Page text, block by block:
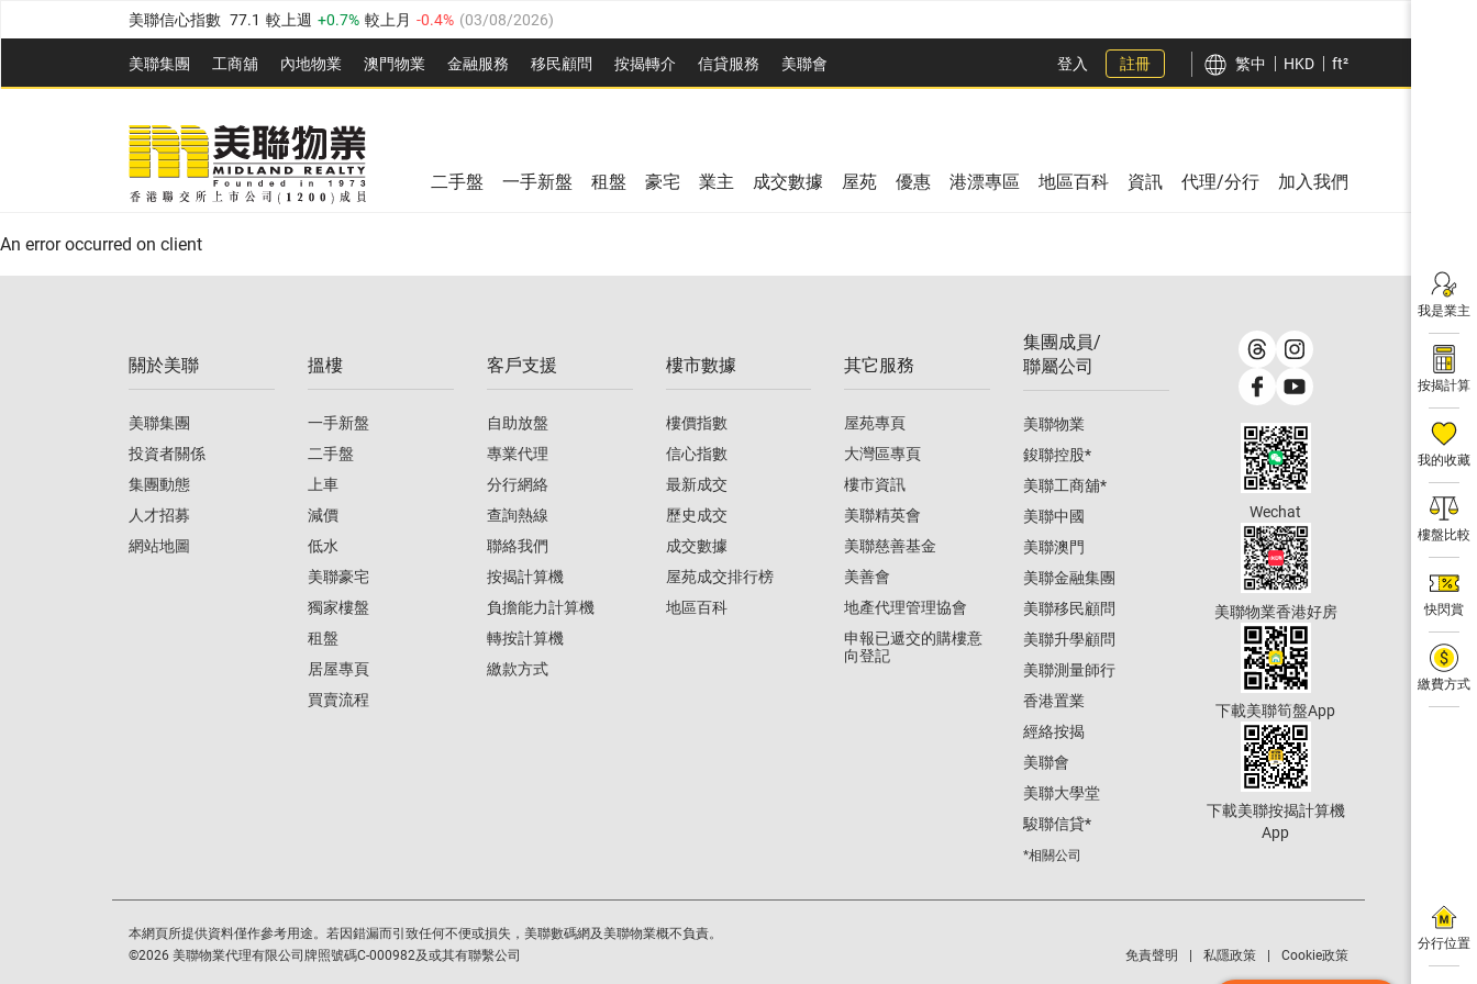
美聯信心指數 77.1 較上週 0.7% 較上月 -0.4% (03/08/2026)
全港樓價指數 149.1 較上週 0% 較上月 0.4% ( 03/08/2026)
港島樓價指數 157.4 較上週 -0.3% 較上月 -0.8% (03/08/2026)
九龍樓價指數 156.4 較上週 -0.1%
新界樓價指數 134.8 較上週 0.1%
美聯信心指數 77.1 較上週 0.7% 較上月
美聯集團 工商舖 內地物業 澳門物業 金融服務 移民顧問 按揭轉介 信貸服務 美聯會
全港樓價指數 149.1 較上週 0% 較上月
美聯信心指數 較上週 0.7% 03/08/2026)
登入 註冊 繁中 HKD ft²
我是業主
按揭計算
我的收藏
樓盤比較
快閃賞
繳費方式
分行位置
二手盤 一手新盤 租盤 豪宅 業主 成交數據 屋苑 優惠 港漂專區 地區百科 資訊 代理/分行 加入我們
An error occurred on client
關於美聯
美聯集團
投資者關係
集團動態
人才招募
網站地圖
搵樓
一手新盤
二手盤
上車
減價
低水
美聯豪宅
獨家樓盤
租盤
居屋專頁
買賣流程
客戶支援
自助放盤
專業代理
分行網絡
查詢熱線
聯絡我們
按揭計算機
負擔能力計算機
轉按計算機
繳款方式
樓市數據
樓價指數
信心指數
最新成交
歷史成交
成交數據
屋苑成交排行榜
地區百科
其它服務
屋苑專頁
大灣區專頁
樓市資訊
美聯精英會
美聯慈善基金
美善會
地產代理管理協會
申報已遞交的購樓意
向登記
集團成員/
聯屬公司
美聯物業
鋑聯控股*
美聯工商舖*
美聯中國
美聯澳門
美聯金融集團
美聯移民顧問
美聯升學顧問
美聯測量師行
香港置業
經絡按揭
美聯會
美聯大學堂
駿聯信貸*
*相關公司
Wechat
美聯物業香港好房
下載美聯筍盤App
下載美聯按揭計算機
App
本網頁所提供資料僅作參考用途。若因錯漏而引致任何不便或損失，美聯數碼網及美聯物業概不負責。
©2026 美聯物業代理有限公司牌照號碼C-000982及或其有聯繫公司 免責聲明 私隱政策 Cookie政策